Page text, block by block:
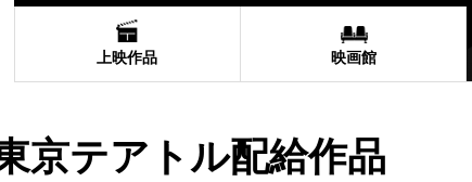
上映作品 映画館
京テアトル配給作品